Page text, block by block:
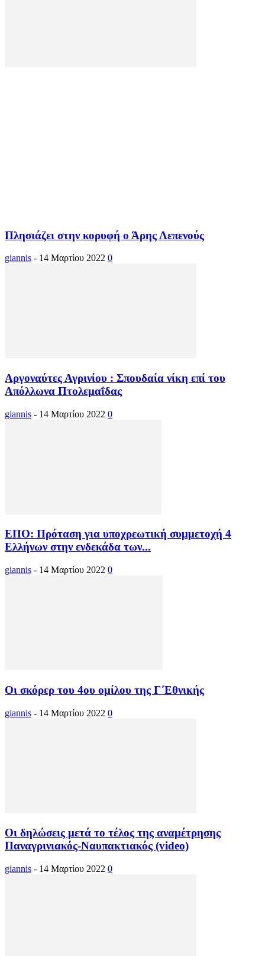
Πλησιάζει στην κορυφή ο Άρης Λεπενούς
giannis - 14 Μαρτίου 2022 0
Αργοναύτες Αγρινίου : Σπουδαία νίκη επί του
Απόλλωνα Πτολεμαΐδας
giannis - 14 Μαρτίου 2022 0
ΕΠΟ: Πρόταση για υποχρεωτική συμμετοχή 4
Ελλήνων στην ενδεκάδα των...
giannis - 14 Μαρτίου 2022 0
Οι σκόρερ του 4ου ομίλου της Γ΄Εθνικής
giannis - 14 Μαρτίου 2022 0
Οι δηλώσεις μετά το τέλος της αναμέτρησης
Παναγρινιακός-Ναυπακτιακός (video)
giannis - 14 Μαρτίου 2022 0